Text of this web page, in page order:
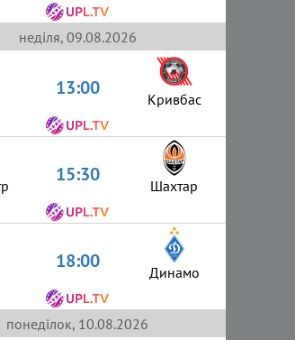
неділя, 09.08.2026
13:00 Кривбас
15:30 Шахтар
18:00 Динамо
понеділок, 10.08.2026